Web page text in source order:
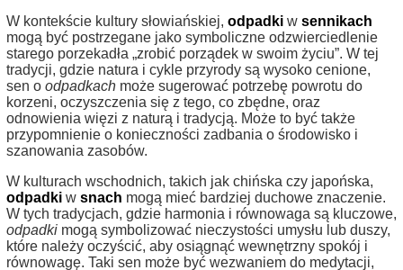
W kontekście kultury słowiańskiej, odpadki w sennikach
mogą być postrzegane jako symboliczne odzwierciedlenie
starego porzekadła „zrobić porządek w swoim życiu”. W tej
tradycji, gdzie natura i cykle przyrody są wysoko cenione,
sen o odpadkach może sugerować potrzebę powrotu do
korzeni, oczyszczenia się z tego, co zbędne, oraz
odnowienia więzi z naturą i tradycją. Może to być także
przypomnienie o konieczności zadbania o środowisko i
szanowania zasobów.
W kulturach wschodnich, takich jak chińska czy japońska,
odpadki w snach mogą mieć bardziej duchowe znaczenie.
W tych tradycjach, gdzie harmonia i równowaga są kluczowe,
odpadki mogą symbolizować nieczystości umysłu lub duszy,
które należy oczyścić, aby osiągnąć wewnętrzny spokój i
równowagę. Taki sen może być wezwaniem do medytacji,